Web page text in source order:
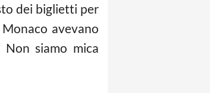
dei biglietti per
avevano
siamo mica